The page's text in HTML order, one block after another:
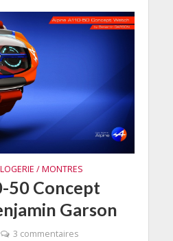
/ MONTRES
50 Concept
Garson
3 commentaires